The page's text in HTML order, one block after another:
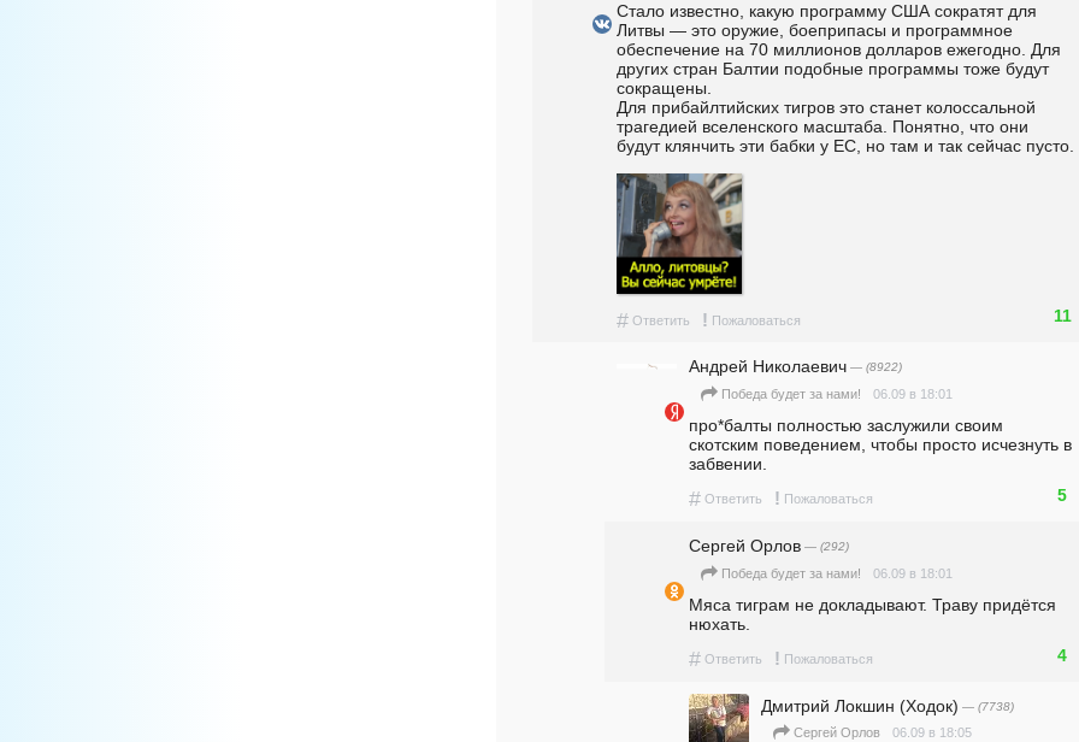
Стало известно, какую программу США сократят для
Литвы — это оружие, боеприпасы и программное
обеспечение на 70 миллионов долларов ежегодно. Для
других стран Балтии подобные программы тоже будут
сокращены.
Для прибайлтийских тигров это станет колоссальной
трагедией вселенского масштаба. Понятно, что они
будут клянчить эти бабки у ЕС, но там и так сейчас пусто.
# Ответить ! Пожаловаться 11
Андрей Николаевич — (8922)
Победа будет за нами! 06.09 в 18:01
про*балты полностью заслужили своим
скотским поведением, чтобы просто исчезнуть в
забвении.
# Ответить ! Пожаловаться 5
Сергей Орлов — (292)
Победа будет за нами! 06.09 в 18:01
Мяса тиграм не докладывают. Траву придётся
нюхать.
# Ответить ! Пожаловаться 4
Дмитрий Локшин (Ходок) — (7738)
Сергей Орлов 06.09 в 18:05